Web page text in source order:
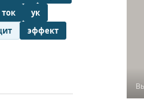
ток
ук
эффект